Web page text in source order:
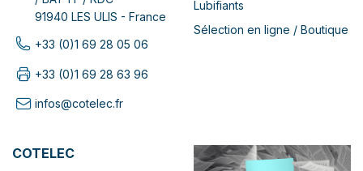
91940 LES ULIS - France
+33 (0)1 69 28 05 06
+33 (0)1 69 28 63 96
infos@cotelec.fr
Lubifiants
Sélection en ligne / Boutique
COTELEC